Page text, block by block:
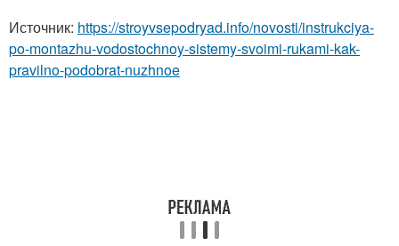
Источник: https://stroyvsepodryad.info/novosti/instrukciya-
po-montazhu-vodostochnoy-sistemy-svoimi-rukami-kak-
pravilno-podobrat-nuzhnoe